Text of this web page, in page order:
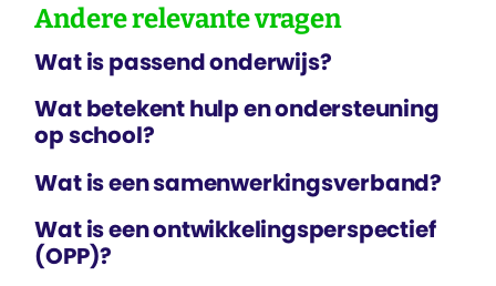
Andere relevante vragen
Wat is passend onderwijs?
Wat betekent hulp en ondersteuning
op school?
Wat is een samenwerkings­verband?
Wat is een ontwikkelings­perspectief
(OPP)?